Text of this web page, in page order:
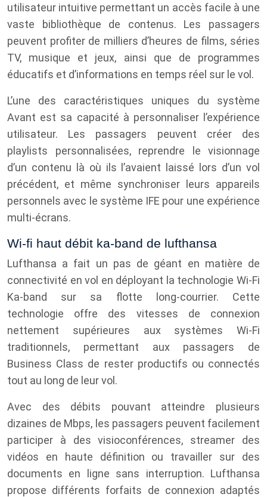
utilisateur intuitive permettant un accès facile à une
vaste bibliothèque de contenus. Les passagers
peuvent profiter de milliers d’heures de films, séries
TV, musique et jeux, ainsi que de programmes
éducatifs et d’informations en temps réel sur le vol.
L’une des caractéristiques uniques du système
Avant est sa capacité à personnaliser l’expérience
utilisateur. Les passagers peuvent créer des
playlists personnalisées, reprendre le visionnage
d’un contenu là où ils l’avaient laissé lors d’un vol
précédent, et même synchroniser leurs appareils
personnels avec le système IFE pour une expérience
multi-écrans.
Wi-fi haut débit ka-band de lufthansa
Lufthansa a fait un pas de géant en matière de
connectivité en vol en déployant la technologie Wi-Fi
Ka-band sur sa flotte long-courrier. Cette
technologie offre des vitesses de connexion
nettement supérieures aux systèmes Wi-Fi
traditionnels, permettant aux passagers de
Business Class de rester productifs ou connectés
tout au long de leur vol.
Avec des débits pouvant atteindre plusieurs
dizaines de Mbps, les passagers peuvent facilement
participer à des visioconférences, streamer des
vidéos en haute définition ou travailler sur des
documents en ligne sans interruption. Lufthansa
propose différents forfaits de connexion adaptés